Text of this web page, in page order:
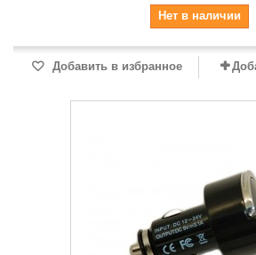
Нет в наличии
Добавить в избранное